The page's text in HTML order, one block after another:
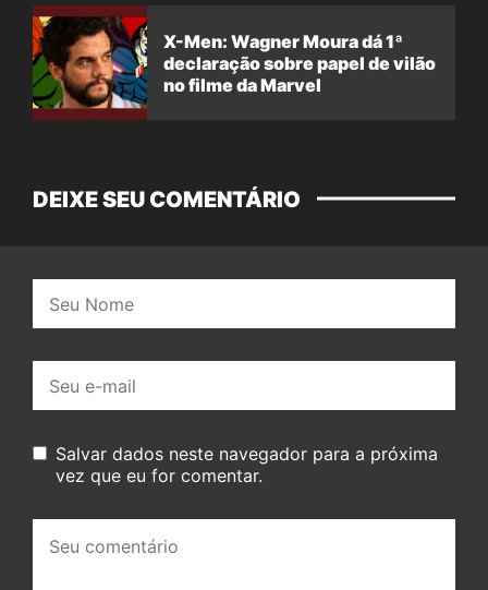
X-Men: Wagner Moura dá 1ª
declaração sobre papel de vilão
no filme da Marvel
DEIXE SEU COMENTÁRIO
mail:
Salvar dados neste navegador para a próxima
vez que eu for comentar.
comentário: